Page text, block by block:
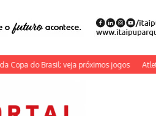
do Brasil; veja próximos jogos Atletas